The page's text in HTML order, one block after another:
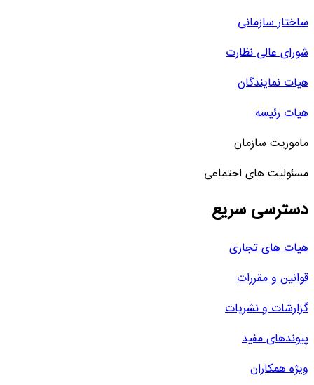
ساختار سازمانی
شورای عالی نظارت
هیات نمایندگان
هیات رئیسه
ماموریت سازمان
مسئولیت های اجتماعی
دسترسی سریع
هیات های تجاری
قوانین و مقررات
گزارشات و نشریات
پیوندهای مفید
ویژه همکاران